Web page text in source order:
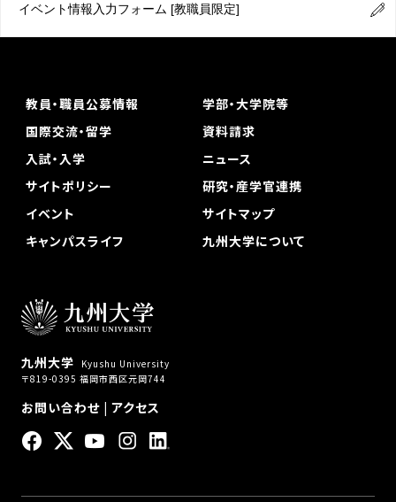
イベント情報入力フォーム [教職員限定]
九州大学
Kyushu University
〒819-0395 福岡市西区元岡744
お問い合わせ| アクセス
教員・職員公募情報
学部・大学院等
国際交流・留学
資料請求
入試・入学
ニュース
サイトポリシー
研究・産学官連携
イベント
サイトマップ
キャンパスライフ
九州大学について